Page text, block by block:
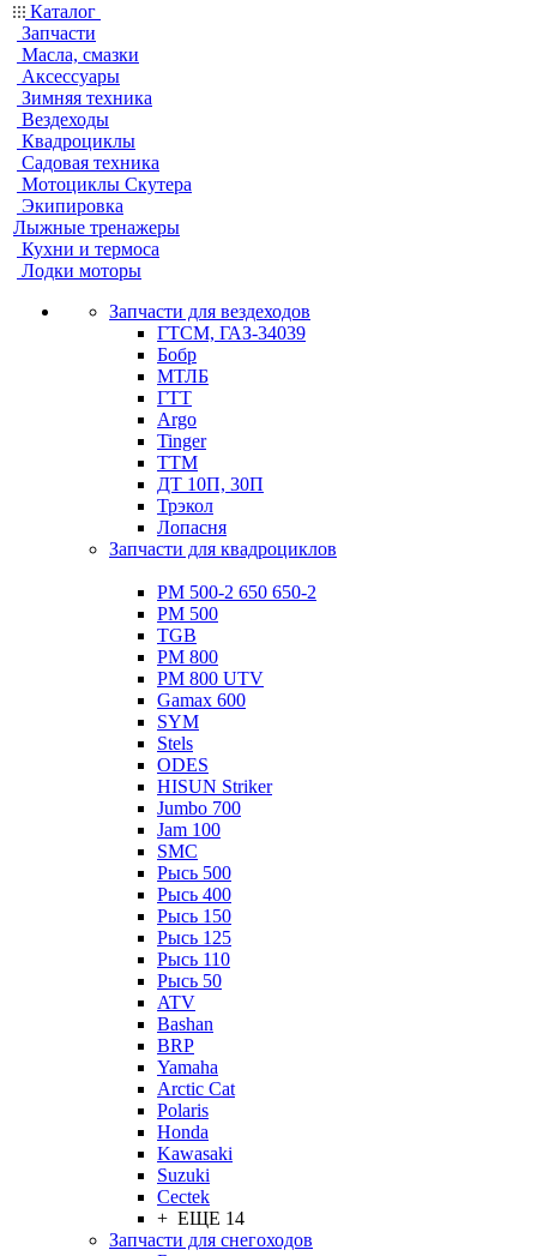
Каталог
Запчасти
Масла, смазки
Аксессуары
Зимняя техника
Вездеходы
Квадроциклы
Садовая техника
Мотоциклы Скутера
Экипировка
Лыжные тренажеры
Кухни и термоса
Лодки моторы
Запчасти для вездеходов
ГТСМ, ГАЗ-34039
Бобр
МТЛБ
ГТТ
Argo
Tinger
ТТМ
ДТ 10П, 30П
Трэкол
Лопасня
Запчасти для квадроциклов
РМ 500-2 650 650-2
РМ 500
TGB
РМ 800
РМ 800 UTV
Gamax 600
SYM
Stels
ОDЕS
HISUN Striker
Jumbo 700
Jam 100
SMC
Рысь 500
Рысь 400
Рысь 150
Рысь 125
Рысь 110
Рысь 50
ATV
Bashan
BRP
Yamaha
Arctic Cat
Polaris
Honda
Kawasaki
Suzuki
Cectek
+ ЕЩЕ 14
Запчасти для снегоходов